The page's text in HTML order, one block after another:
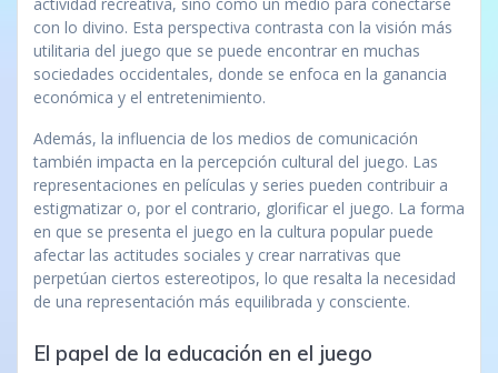
con lo divino. Esta perspectiva contrasta con la visión más
utilitaria del juego que se puede encontrar en muchas
sociedades occidentales, donde se enfoca en la ganancia
económica y el entretenimiento.
Además, la influencia de los medios de comunicación
también impacta en la percepción cultural del juego. Las
representaciones en películas y series pueden contribuir a
estigmatizar o, por el contrario, glorificar el juego. La forma
en que se presenta el juego en la cultura popular puede
afectar las actitudes sociales y crear narrativas que
perpetúan ciertos estereotipos, lo que resalta la necesidad
de una representación más equilibrada y consciente.
El papel de la educación en el juego